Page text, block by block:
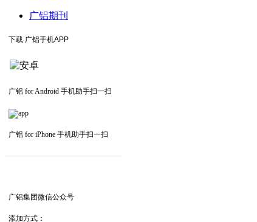
广铝期刊
下载 广铝手机APP
广铝 for Android 手机助手扫一扫
广铝 for iPhone 手机助手扫一扫
————————————
广铝集团微信公众号
添加方式：